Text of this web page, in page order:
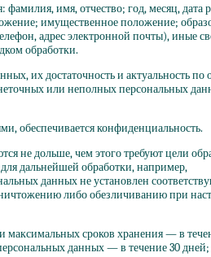
фамилия, имя, отчество; год, месяц, дата
имущественное положение;
, адрес электронной почты), иные
обработки.
их достаточность и актуальность
или неполных персональных
обеспечивается конфиденциальность.
не дольше, чем этого требуют цели
дальнейшей обработки, например,
данных не установлен
либо обезличиванию при
сроков хранения — в
данных — в течение 30 дней;